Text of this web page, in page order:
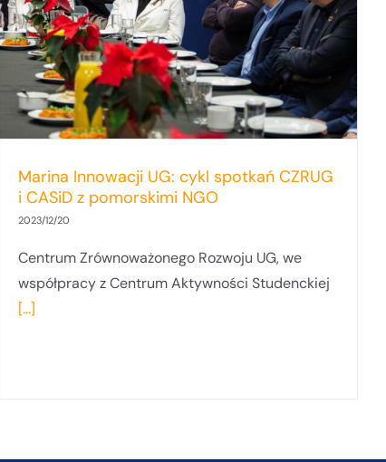
Marina Innowacji UG: cykl spotkań CZRUG
i CASiD z pomorskimi NGO
2023/12/20
Centrum Zrównoważonego Rozwoju UG, we
współpracy z Centrum Aktywności Studenckiej
[...]